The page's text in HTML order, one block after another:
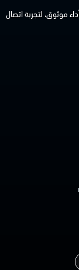
موثوق، لتجربة اتصال